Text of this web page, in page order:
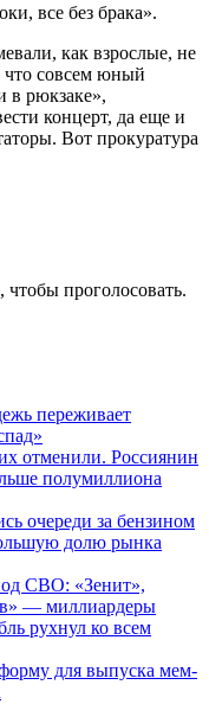
все без брака».
как взрослые, не
что совсем юный
в рюкзаке»,
концерт, да еще и
Вот прокуратура
чтобы проголосовать.
переживает
отменили. Россиянин
полумиллиона
очереди за бензином
долю рынка
СВО: «Зенит»,
— миллиардеры
рухнул ко всем
для выпуска мем-